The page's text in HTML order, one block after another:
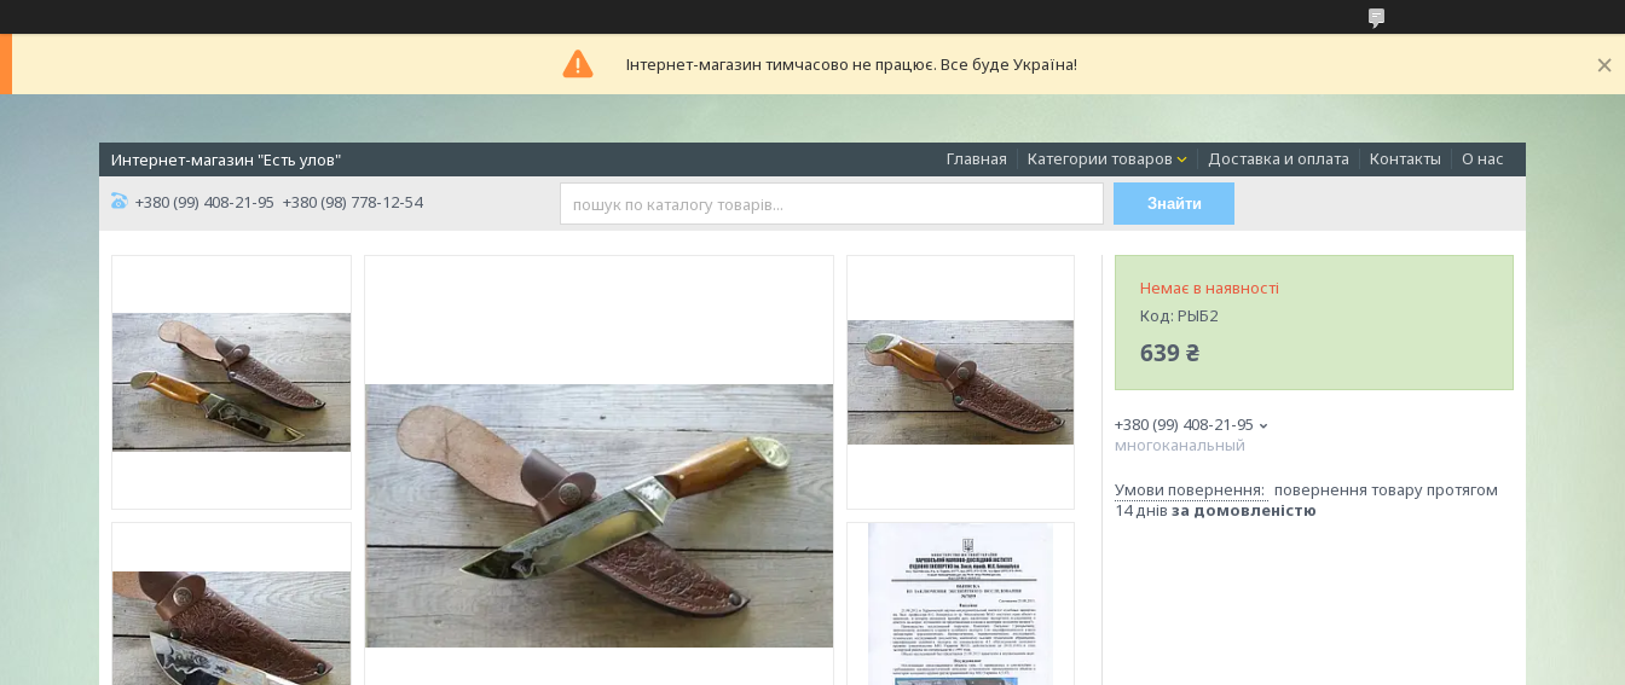
Інтернет-магазин тимчасово не працює. Все буде Україна!
Интернет-магазин "Есть улов" Главная Категории товаров Доставка и оплата Контакты О нас
+380 (99) 408-21-95 +380 (98) 778-12-54 Знайти
Немає в наявності
Код: РЫБ2
639 ₴
+380 (99) 408-21-95
многоканальный
повернення товару протягом
14 днів за домовленістю